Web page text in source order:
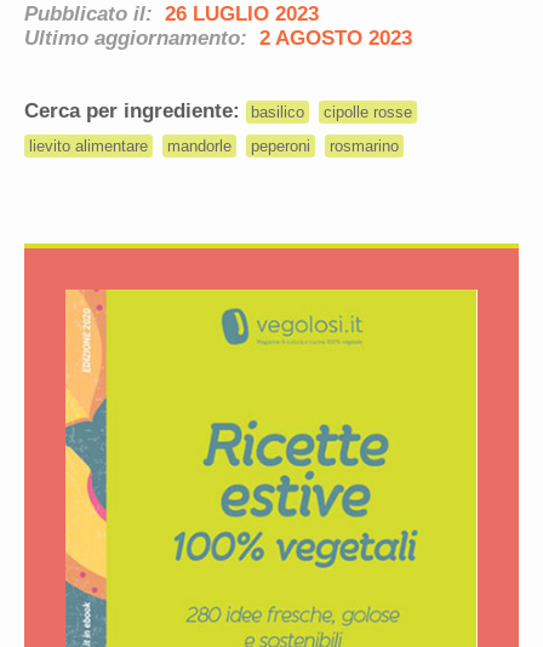
Pubblicato il: 26 LUGLIO 2023
Ultimo aggiornamento: 2 AGOSTO 2023
Cerca per ingrediente: basilico
cipolle rosse
lievito alimentare
mandorle peperoni rosmarino